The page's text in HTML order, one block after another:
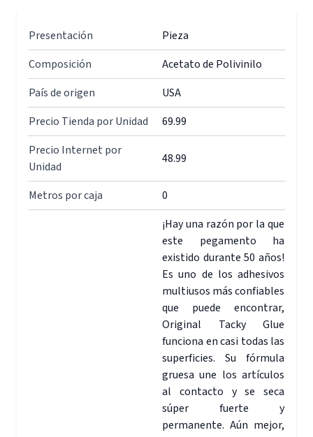
Presentación
Pieza
Composición
Acetato de Polivinilo
País de origen
USA
Precio Tienda por Unidad
69.99
Precio Internet por
Unidad
48.99
Metros por caja
0
¡Hay una razón por la que
este pegamento ha
existido durante 50 años!
Es uno de los adhesivos
multiusos más confiables
que puede encontrar,
Original Tacky Glue
funciona en casi todas las
superficies. Su fórmula
gruesa une los artículos
al contacto y se seca
súper fuerte y
permanente. Aún mejor,